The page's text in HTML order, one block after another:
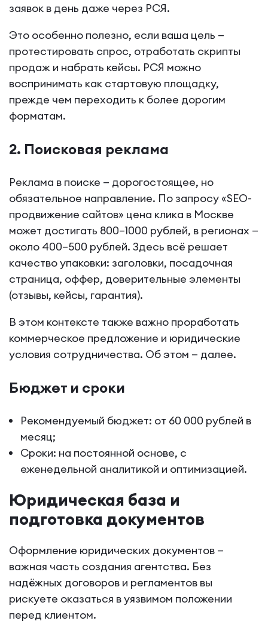
заявок в день даже через РСЯ.
Это особенно полезно, если ваша цель —
протестировать спрос, отработать скрипты
продаж и набрать кейсы. РСЯ можно
воспринимать как стартовую площадку,
прежде чем переходить к более дорогим
форматам.
2. Поисковая реклама
Реклама в поиске — дорогостоящее, но
обязательное направление. По запросу «SEO-
продвижение сайтов» цена клика в Москве
может достигать 800–1000 рублей, в регионах —
около 400–500 рублей. Здесь всё решает
качество упаковки: заголовки, посадочная
страница, оффер, доверительные элементы
(отзывы, кейсы, гарантия).
В этом контексте также важно проработать
коммерческое предложение и юридические
условия сотрудничества. Об этом — далее.
Бюджет и сроки
Рекомендуемый бюджет: от 60 000 рублей в
месяц;
Сроки: на постоянной основе, с
еженедельной аналитикой и оптимизацией.
Юридическая база и
подготовка документов
Оформление юридических документов —
важная часть создания агентства. Без
надёжных договоров и регламентов вы
рискуете оказаться в уязвимом положении
перед клиентом.